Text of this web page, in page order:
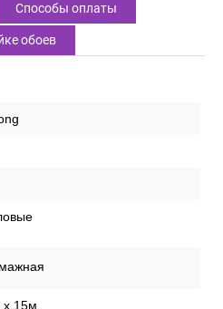
Способы оплаты
обоев
x 15м